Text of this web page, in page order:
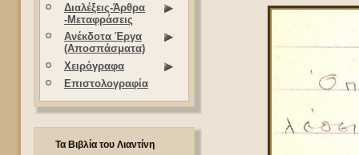
Διαλέξεις-Άρθρα
-Μεταφράσεις
Ανέκδοτα Έργα
(Αποσπάσματα)
Χειρόγραφα
Επιστολογραφία
Τα Βιβλία του Λιαντίνη